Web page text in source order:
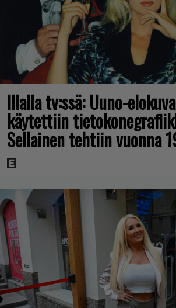
Illalla tv:ssä: Uuno-
käytettiin
Sellainen tehtiin vuonna